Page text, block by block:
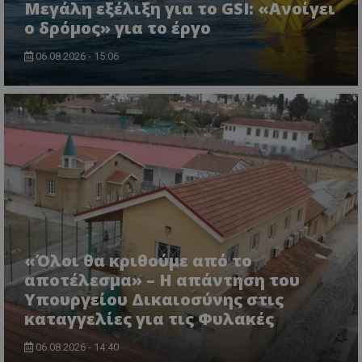
Μεγάλη εξέλιξη για το GSI: «Ανοίγει
ο δρόμος» για το έργο
06.08.2026 - 15:06
«Όλοι θα κριθούμε από το
αποτέλεσμα» – Η απάντηση του
Υπουργείου Δικαιοσύνης στις
καταγγελίες για τις Φυλακές
06.08.2026 - 14:40
msToken
CookieScriptConsent
CookieScript
www.tothemaonline.com